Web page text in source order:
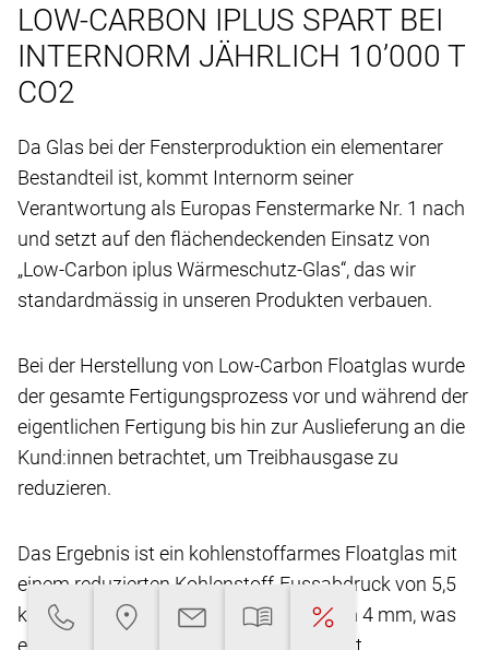
LOW-CARBON IPLUS SPART BEI
INTERNORM JÄHRLICH 10’000 T
CO2
Da Glas bei der Fensterproduktion ein elementarer
Bestandteil ist, kommt Internorm seiner
Verantwortung als Europas Fenstermarke Nr. 1 nach
und setzt auf den flächendeckenden Einsatz von
„Low-Carbon iplus Wärmeschutz-Glas“, das wir
standardmässig in unseren Produkten verbauen.
Bei der Herstellung von Low-Carbon Floatglas wurde
der gesamte Fertigungsprozess vor und während der
eigentlichen Fertigung bis hin zur Auslieferung an die
Kund:innen betrachtet, um Treibhausgase zu
reduzieren.
Das Ergebnis ist ein kohlenstoffarmes Floatglas mit
einem reduzierten Kohlenstoff-Fussabdruck von 5,5
kg CO2-eq/m2** bei einer Glasdicke von 4 mm, was
eine Reduktion von über 45 % ermöglicht.